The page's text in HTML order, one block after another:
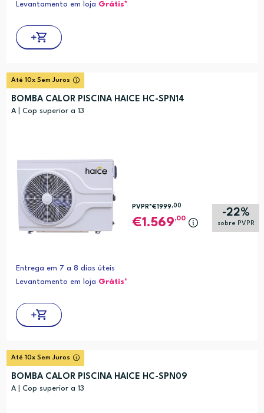
Levantamento em loja Grátis*
Até 10x Sem Juros
BOMBA CALOR PISCINA HAICE HC-SPN14
A | Cop superior a 13
-22%
sobre PVPR
PVPR*€1999 ,00
1.569,00
Entrega em 7 a 8 dias úteis
Levantamento em loja Grátis*
Até 10x Sem Juros
BOMBA CALOR PISCINA HAICE HC-SPN09
A | Cop superior a 13